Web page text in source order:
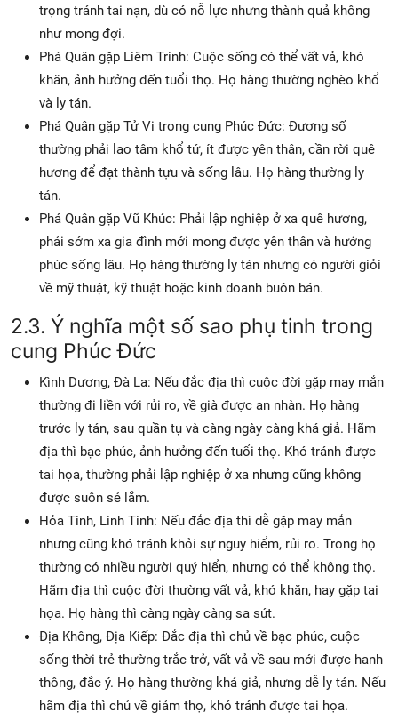
trọng tránh tai nạn, dù có nỗ lực nhưng thành quả không
như mong đợi.
Phá Quân gặp Liêm Trinh: Cuộc sống có thể vất vả, khó
khăn, ảnh hưởng đến tuổi thọ. Họ hàng thường nghèo khổ
và ly tán.
Phá Quân gặp Tử Vi trong cung Phúc Đức: Đương số
thường phải lao tâm khổ tứ, ít được yên thân, cần rời quê
hương để đạt thành tựu và sống lâu. Họ hàng thường ly
tán.
Phá Quân gặp Vũ Khúc: Phải lập nghiệp ở xa quê hương,
phải sớm xa gia đình mới mong được yên thân và hưởng
phúc sống lâu. Họ hàng thường ly tán nhưng có người giỏi
về mỹ thuật, kỹ thuật hoặc kinh doanh buôn bán.
2.3. Ý nghĩa một số sao phụ tinh trong
cung Phúc Đức
Kình Dương, Đà La: Nếu đắc địa thì cuộc đời gặp may mắn
thường đi liền với rủi ro, về già được an nhàn. Họ hàng
trước ly tán, sau quần tụ và càng ngày càng khá giả. Hãm
địa thì bạc phúc, ảnh hưởng đến tuổi thọ. Khó tránh được
tai họa, thường phải lập nghiệp ở xa nhưng cũng không
được suôn sẻ lắm.
Hỏa Tinh, Linh Tinh: Nếu đắc địa thì dễ gặp may mắn
nhưng cũng khó tránh khỏi sự nguy hiểm, rủi ro. Trong họ
thường có nhiều người quý hiển, nhưng có thể không thọ.
Hãm địa thì cuộc đời thường vất vả, khó khăn, hay gặp tai
họa. Họ hàng thì càng ngày càng sa sút.
Địa Không, Địa Kiếp: Đắc địa thì chủ về bạc phúc, cuộc
sống thời trẻ thường trắc trở, vất vả về sau mới được hanh
thông, đắc ý. Họ hàng thường khá giả, nhưng dễ ly tán. Nếu
hãm địa thì chủ về giảm thọ, khó tránh được tai họa.